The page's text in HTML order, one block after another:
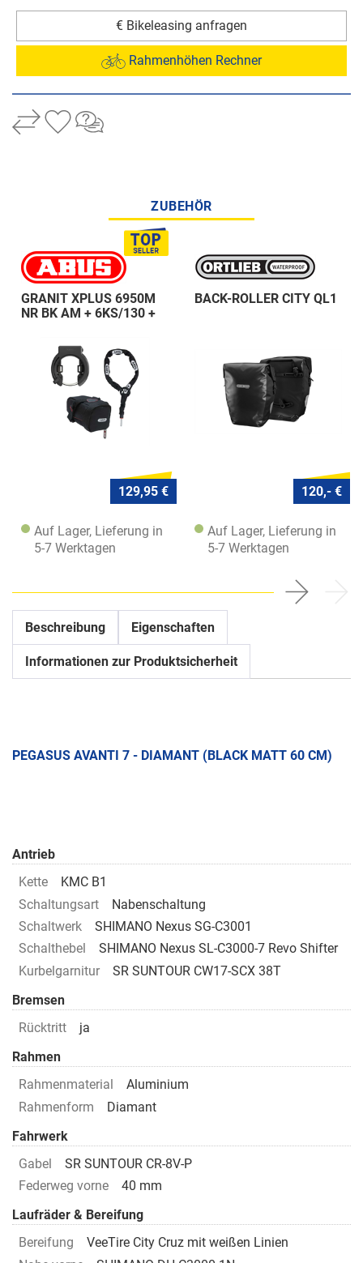
€ Bikeleasing anfragen
Rahmenhöhen Rechner
ZUBEHÖR
GRANIT XPLUS 6950M
NR BK AM + 6KS/130 +
129,95 €
Auf Lager, Lieferung in
5-7 Werktagen
BACK-ROLLER CITY QL1
120,- €
Auf Lager, Lieferung in
5-7 Werktagen
Beschreibung Eigenschaften
Informationen zur Produktsicherheit
PEGASUS AVANTI 7 - DIAMANT (BLACK MATT 60 CM)
Antrieb
Kette
KMC B1
Schaltungsart
Nabenschaltung
Schaltwerk
SHIMANO Nexus SG-C3001
Schalthebel
SHIMANO Nexus SL-C3000-7 Revo Shifter
Kurbelgarnitur
SR SUNTOUR CW17-SCX 38T
Bremsen
Rücktritt
ja
Rahmen
Rahmenmaterial
Aluminium
Rahmenform
Diamant
Fahrwerk
Gabel
SR SUNTOUR CR-8V-P
Federweg vorne
40 mm
Laufräder & Bereifung
Bereifung
VeeTire City Cruz mit weißen Linien